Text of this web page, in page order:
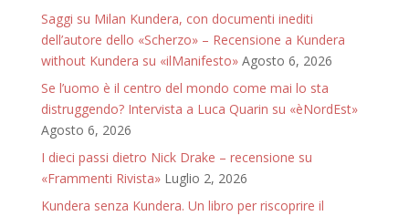
Saggi su Milan Kundera, con documenti inediti
dell’autore dello «Scherzo» – Recensione a Kundera
without Kundera su «ilManifesto» Agosto 6, 2026
Se l’uomo è il centro del mondo come mai lo sta
distruggendo? Intervista a Luca Quarin su «èNordEst»
Agosto 6, 2026
I dieci passi dietro Nick Drake – recensione su
«Frammenti Rivista» Luglio 2, 2026
Kundera senza Kundera. Un libro per riscoprire il